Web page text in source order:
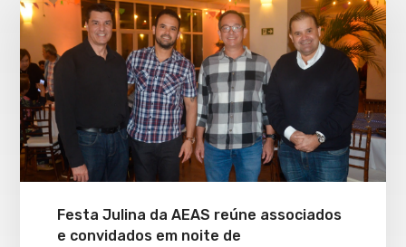
Festa Julina da AEAS reúne associados
e convidados em noite de